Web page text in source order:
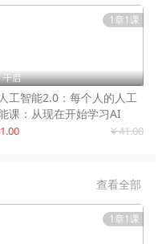
1章1课
千启
工智能2.0：每个人的人工
课：从现在开始学习AI
¥ 41.00
查看全部
1章1课